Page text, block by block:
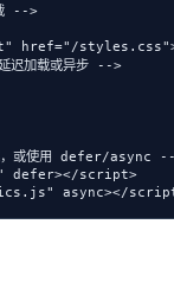
-->
href="/
加载或异步 -->
或使用 defer/async
defer></script>
async></